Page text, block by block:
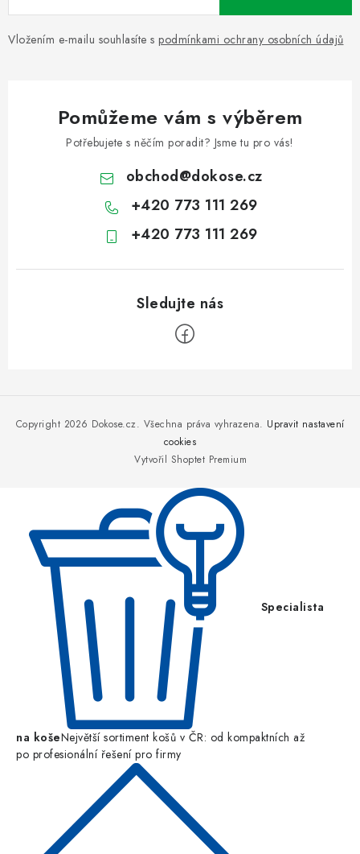
Vložením e-mailu souhlasíte s podmínkami ochrany osobních údajů
Pomůžeme vám s výběrem
Potřebujete s něčím poradit? Jsme tu pro vás!
obchod@dokose.cz
+420 773 111 269
+420 773 111 269
Vytvořil Shoptet Premium
Copyright 2026 Dokose.cz. Všechna práva vyhrazena. Upravit nastavení
cookies
Specialista
na košeNejvětší sortiment košů v ČR: od kompaktních až
po profesionální řešení pro firmy